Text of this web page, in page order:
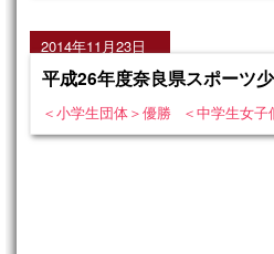
2014年11月23日
平成26年度奈良県スポーツ
＜小学生団体＞優勝 ＜中学生女子